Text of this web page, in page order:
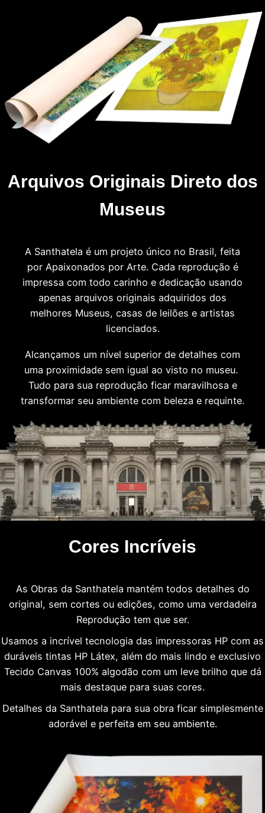
Arquivos Originais Direto dos
Museus
A Santhatela é um projeto único no Brasil, feita
por Apaixonados por Arte. Cada reprodução é
impressa com todo carinho e dedicação usando
apenas arquivos originais adquiridos dos
melhores Museus, casas de leilões e artistas
licenciados.
Alcançamos um nível superior de detalhes com
uma proximidade sem igual ao visto no museu.
Tudo para sua reprodução ficar maravilhosa e
transformar seu ambiente com beleza e requinte.
Cores Incríveis
As Obras da Santhatela mantém todos detalhes do
original, sem cortes ou edições, como uma verdadeira
Reprodução tem que ser.
Usamos a incrível tecnologia das impressoras HP com as
duráveis tintas HP Látex, além do mais lindo e exclusivo
Tecido Canvas 100% algodão com um leve brilho que dá
mais destaque para suas cores.
Detalhes da Santhatela para sua obra ficar simplesmente
adorável e perfeita em seu ambiente.